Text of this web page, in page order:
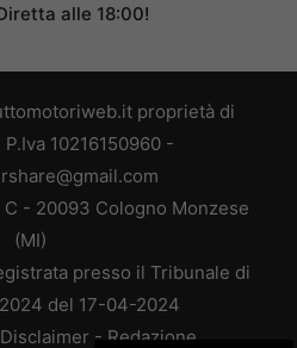
alle 18:00!
proprietà di
10216150960 -
C - 20093 Cologno Monzese
(MI)
presso il Tribunale di
del 17-04-2024
Disclaimer - Redazione